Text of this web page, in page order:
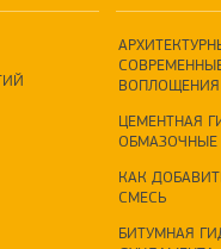
ВОПЛОЩЕНИЯ
ЦЕМЕНТНАЯ
КАК
СМЕСЬ
БИТУМНАЯ